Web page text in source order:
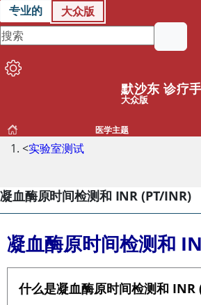
专业的 大众版
默沙东 诊疗
大众版
医学主题
<实验室测试
凝血酶原时间检测和 INR (PT/INR)